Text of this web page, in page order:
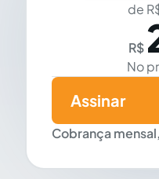
de
R$
No
Cobrança
Assinar